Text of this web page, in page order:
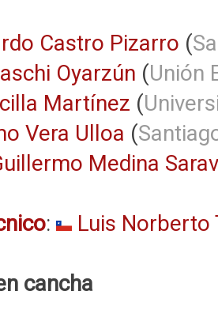
Castro Pizarro (
Oyarzún (Unión
Martínez (
Vera Ulloa (
Medina
: Luis Norberto
cancha